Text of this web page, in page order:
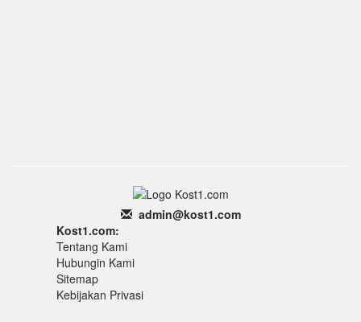
admin@kost1.com
Kost1.com:
Tentang Kami
Hubungin Kami
Sitemap
Kebijakan Privasi